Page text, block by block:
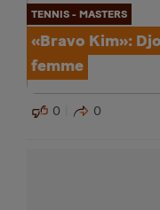
TENNIS - MASTERS
«Bravo Kim»:
femme
0 0